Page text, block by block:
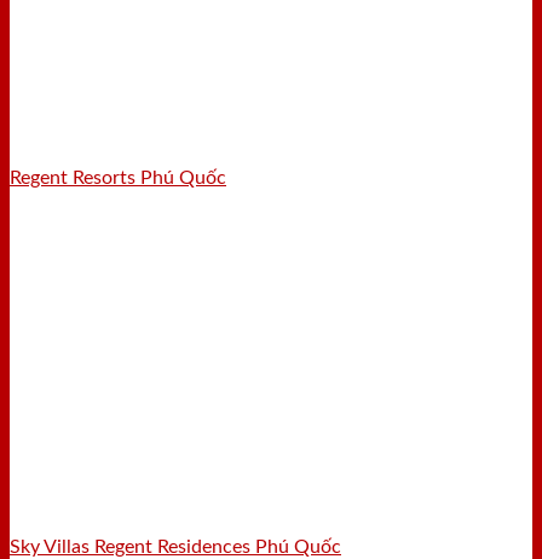
Regent Resorts Phú Quốc
Sky Villas Regent Residences Phú Quốc